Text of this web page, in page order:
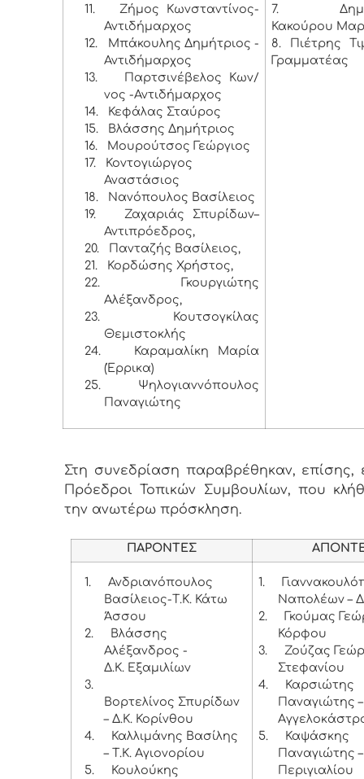
11.
Ζήμος Κωνσταντίνος-
Αντιδήμαρχος
12.
Μπάκουλης Δημήτριος -
Αντιδήμαρχος
13.
Παρτσινέβελος Κων/
νος -Αντιδήμαρχος
14.
Κεφάλας Σταύρος
15.
Βλάσσης Δημήτριος
16.
Μουρούτσος Γεώργιος
17.
Κοντογιώργος
Αναστάσιος
18.
Νανόπουλος Βασίλειος
19.
Ζαχαριάς Σπυρίδων–
Αντιπρόεδρος,
20.
Πανταζής Βασίλειος,
21.
Κορδώσης Χρήστος,
22.
Γκουργιώτης
Αλέξανδρος,
23.
Κουτσογκίλας
Θεμιστοκλής
24.
Καραμαλίκη Μαρία
(Έρρικα)
25.
Ψηλογιαννόπουλος
Παναγιώτης
7.
Κακούρου
8. Πιέτρης
Γραμματέας
Στη συνεδρίαση παραβρέθηκαν, επίσης,
Πρόεδροι Τοπικών Συμβουλίων, που
την ανωτέρω πρόσκληση.
ΠΑΡΟΝΤΕΣ
1.
Ανδριανόπουλος
Βασίλειος-Τ.Κ. Κάτω
Άσσου
2.
Βλάσσης
Αλέξανδρος -
Δ.Κ. Εξαμιλίων
3.
Βορτελίνος Σπυρίδων
– Δ.Κ. Κορίνθου
4.
Καλλιμάνης Βασίλης
– Τ.Κ. Αγιονορίου
5.
Κουλούκης
1.
Ναπολέων –
2.
Γκούμας
Κόρφου
3.
Ζούζας
Στεφανίου
4.
Καρσιώτης
Παναγιώτης –
5.
Καψάσκης
Παναγιώτης –
Περιγιαλίου